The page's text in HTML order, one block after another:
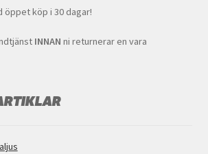
öppet köp i 30 dagar!
INNAN ni returnerar en vara